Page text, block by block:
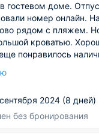
гостевом доме.
номер онлайн.
рядом с пляжем.
кроватью.
понравилось
Готовили на общей
2024 (8 дней)
без бронирования